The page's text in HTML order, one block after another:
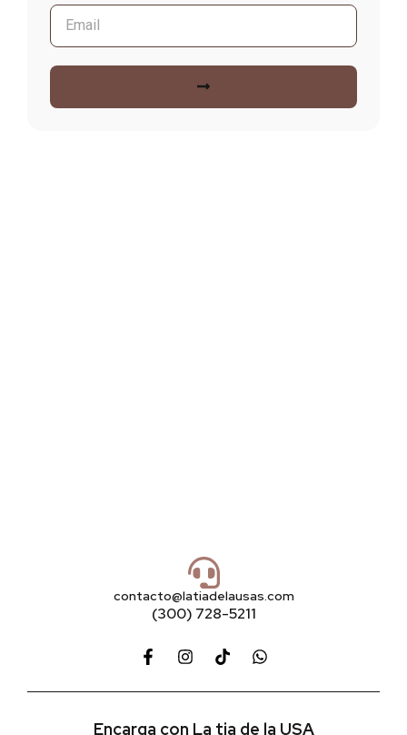
contacto@latiadelausas.com
(300) 728-5211
Encarga con La tia de la USA